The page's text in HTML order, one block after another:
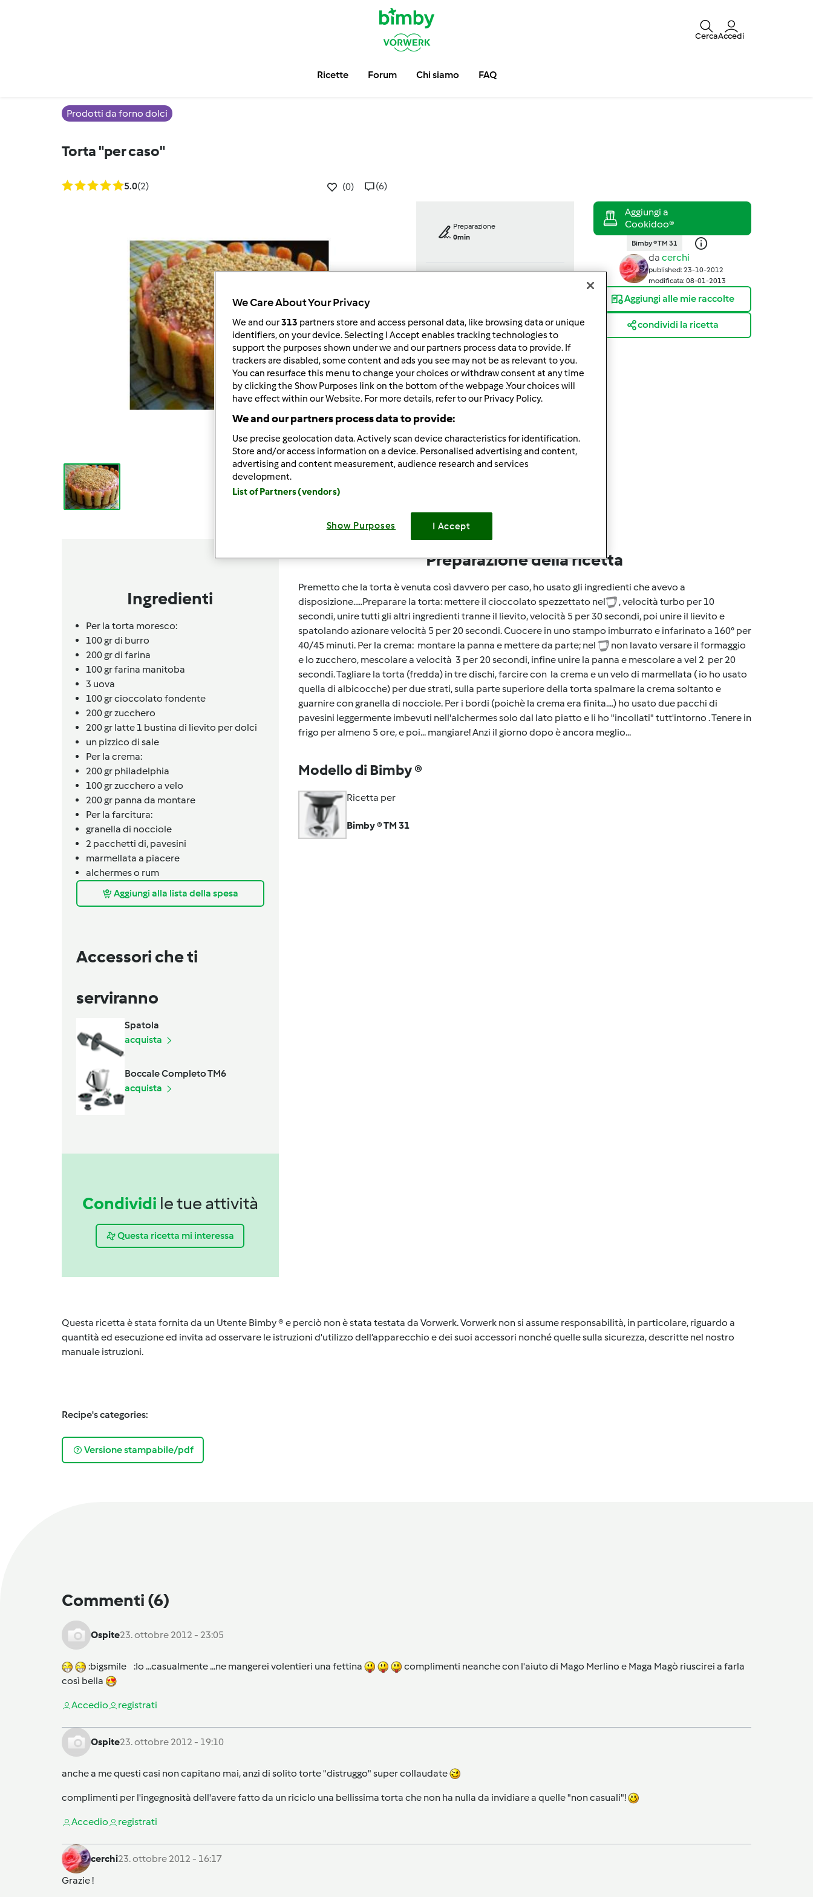
CercaAccedi
Ricette Forum Chi siamo FAQ
Prodotti da forno dolci
Torta "per caso"
5.0(2) (0) (6)
Preparazione
0min
porzione/porzioni
----
--
Bimby ® TM 31
da cerchi
published: 23-10-2012
modificata: 08-01-2013
Aggiungi alle mie raccolte
condividi la ricetta
Ingredienti
Per la torta moresco:
100 gr di burro
200 gr di farina
100 gr farina manitoba
3 uova
100 gr cioccolato fondente
200 gr zucchero
200 gr latte 1 bustina di lievito per dolci
un pizzico di sale
Per la crema:
200 gr philadelphia
100 gr zucchero a velo
200 gr panna da montare
Per la farcitura:
granella di nocciole
2 pacchetti di, pavesini
marmellata a piacere
alchermes o rum
Aggiungi alla lista della spesa
Accessori che ti
serviranno
Spatola
acquista
Boccale Completo TM6
acquista
Condividi le tue attività
Questa ricetta mi interessa
Preparazione della ricetta
Premetto che la torta è venuta così davvero per caso, ho usato gli ingredienti che avevo a
disposizione.....Preparare la torta: mettere il cioccolato spezzettato nel
, velocità turbo per 10
secondi, unire tutti gli altri ingredienti tranne il lievito, velocità 5 per 30 secondi, poi unire il lievito e
spatolando azionare velocità 5 per 20 secondi. Cuocere in uno stampo imburrato e infarinato a 160° per
40/45 minuti. Per la crema: montare la panna e mettere da parte; nel
non lavato versare il formaggio
e lo zucchero, mescolare a velocità 3 per 20 secondi, infine unire la panna e mescolare a vel 2 per 20
secondi. Tagliare la torta (fredda) in tre dischi, farcire con la crema e un velo di marmellata ( io ho usato
quella di albicocche) per due strati, sulla parte superiore della torta spalmare la crema soltanto e
guarnire con granella di nocciole. Per i bordi (poichè la crema era finita....) ho usato due pacchi di
pavesini leggermente imbevuti nell'alchermes solo dal lato piatto e li ho "incollati" tutt'intorno . Tenere in
frigo per almeno 5 ore, e poi... mangiare! Anzi il giorno dopo è ancora meglio...
Modello di Bimby ®
Ricetta per
Bimby ® TM 31
Questa ricetta è stata fornita da un Utente Bimby ® e perciò non è stata testata da Vorwerk. Vorwerk non si assume responsabilità, in particolare, riguardo a
quantità ed esecuzione ed invita ad osservare le istruzioni d'utilizzo dell’apparecchio e dei suoi accessori nonché quelle sulla sicurezza, descritte nel nostro
manuale istruzioni.
Recipe's categories:
Versione stampabile/pdf
Commenti (6)
Ospite23. ottobre 2012 - 23:05
:bigsmile :Io ...casualmente ...ne mangerei volentieri una fettina
complimenti neanche con l'aiuto di Mago Merlino e Maga Magò riuscirei a farla
così bella
Accedio registrati
Ospite23. ottobre 2012 - 19:10
anche a me questi casi non capitano mai, anzi di solito torte "distruggo" super collaudate
complimenti per l'ingegnosità dell'avere fatto da un riciclo una bellissima torta che non ha nulla da invidiare a quelle "non casuali"!
Accedio registrati
cerchi23. ottobre 2012 - 16:17
Grazie !
We Care About Your Privacy
We and our313 partners store and access personal data, like browsing data or unique
identifiers, on your device. Selecting I Accept enables tracking technologies to
support the purposes shown under we and our partners process data to provide. If
trackers are disabled, some content and ads you see may not be as relevant to you.
You can resurface this menu to change your choices or withdraw consent at any time
by clicking the Show Purposes link on the bottom of the webpage .Your choices will
have effect within our Website. For more details, refer to our Privacy Policy.
We and our partners process data to provide:
Use precise geolocation data. Actively scan device characteristics for identification.
Store and/or access information on a device. Personalised advertising and content,
advertising and content measurement, audience research and services
development.
List of Partners (vendors)
Show Purposes I Accept